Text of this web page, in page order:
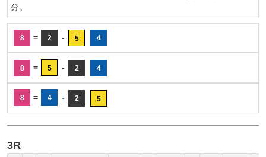
分。
8 = 2 - 5 4
8 = 5 - 2 4
8 = 4 - 2 5
3R